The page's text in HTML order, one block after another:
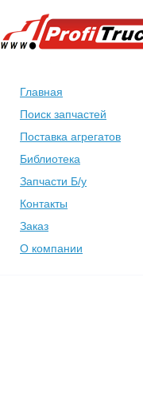
Главная
Поиск запчастей
Поставка агрегатов
Библиотека
Запчасти Б/у
Контакты
Заказ
О компании